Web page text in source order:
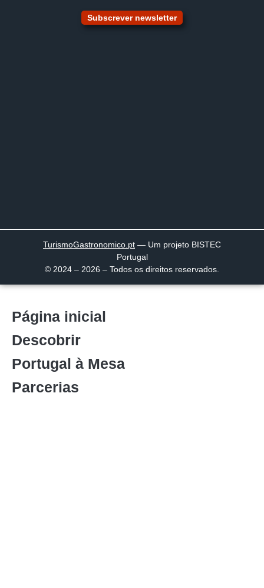
Subscrever newsletter
TurismoGastronomico .pt — Um projeto BISTEC
Portugal
© 2024 – 2026 – Todos os direitos reservados.
Página inicial
Descobrir
Portugal à Mesa
Parcerias